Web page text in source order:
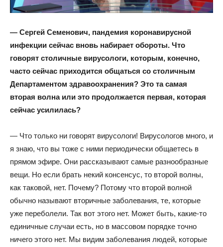
— Сергей Семенович, пандемия коронавирусной
инфекции сейчас вновь набирает обороты. Что
говорят столичные вирусологи, которым, конечно,
часто сейчас приходится общаться со столичным
Департаментом здравоохранения? Это та самая
вторая волна или это продолжается первая, которая
сейчас усилилась?
— Что только ни говорят вирусологи! Вирусологов много, и
я знаю, что вы тоже с ними периодически общаетесь в
прямом эфире. Они рассказывают самые разнообразные
вещи. Но если брать некий консенсус, то второй волны,
как таковой, нет. Почему? Потому что второй волной
обычно называют вторичные заболевания, те, которые
уже переболели. Так вот этого нет. Может быть, какие-то
единичные случаи есть, но в массовом порядке точно
ничего этого нет. Мы видим заболевания людей, которые